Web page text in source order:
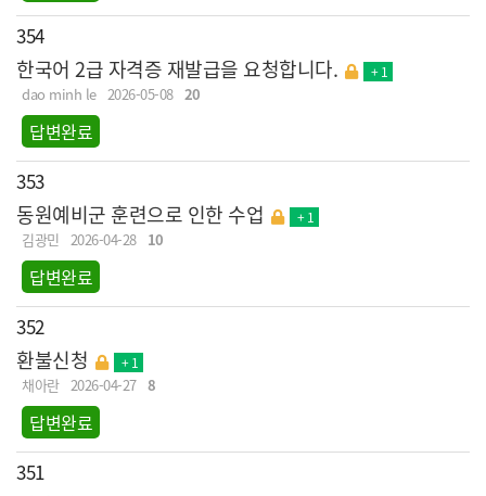
354
한국어 2급 자격증 재발급을 요청합니다. + 1
dao minh le 2026-05-08 20
답변완료
353
동원예비군 훈련으로 인한 수업 + 1
김광민 2026-04-28 10
답변완료
352
환불신청 + 1
채아란 2026-04-27 8
답변완료
351